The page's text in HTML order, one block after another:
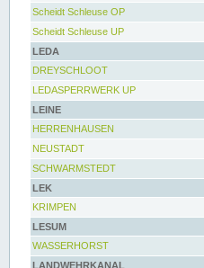
Scheidt Schleuse OP
Scheidt Schleuse UP
LEDA
DREYSCHLOOT
LEDASPERRWERK UP
LEINE
HERRENHAUSEN
NEUSTADT
SCHWARMSTEDT
LEK
KRIMPEN
LESUM
WASSERHORST
LANDWEHRKANAL